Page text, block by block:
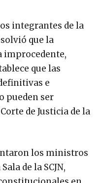
integrantes de la
que la
improcedente,
que las
e
ser
de Justicia de la
los ministros
de la SCJN,
en